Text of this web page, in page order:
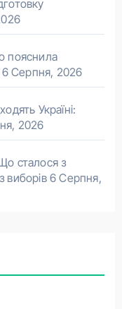
пояснила
6 Серпня, 2026
Україні:
2026
сталося з
виборів 6 Серпня,